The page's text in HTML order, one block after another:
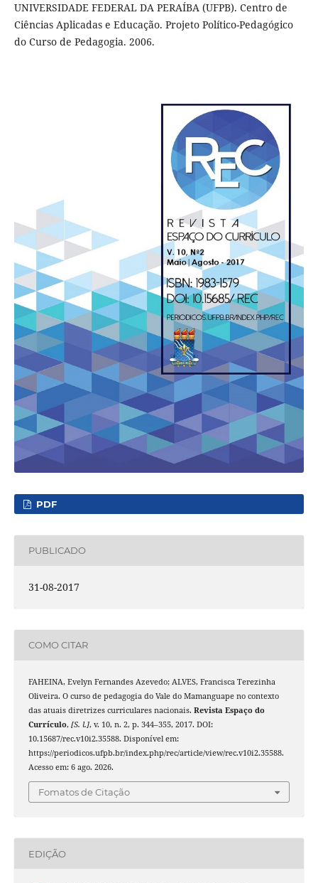
UNIVERSIDADE FEDERAL DA PERAÍBA (UFPB). Centro de
Ciências Aplicadas e Educação. Projeto Político-Pedagógico
do Curso de Pedagogia. 2006.
PDF
PUBLICADO
31-08-2017
COMO CITAR
FAHEINA, Evelyn Fernandes Azevedo; ALVES, Francisca Terezinha
Oliveira. O curso de pedagogia do Vale do Mamanguape no contexto
das atuais diretrizes curriculares nacionais. Revista Espaço do
Currículo, [S. l.], v. 10, n. 2, p. 344–355, 2017. DOI:
10.15687/rec.v10i2.35588. Disponível em:
https://periodicos.ufpb.br/index.php/rec/article/view/rec.v10i2.35588.
Acesso em: 6 ago. 2026.
Fomatos de Citação
EDIÇÃO